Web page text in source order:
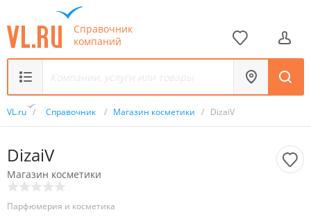
Справочник
компаний
VL.ru / Справочник / Магазин косметики / DizaiV
DizaiV
Магазин косметики
Парфюмерия и косметика